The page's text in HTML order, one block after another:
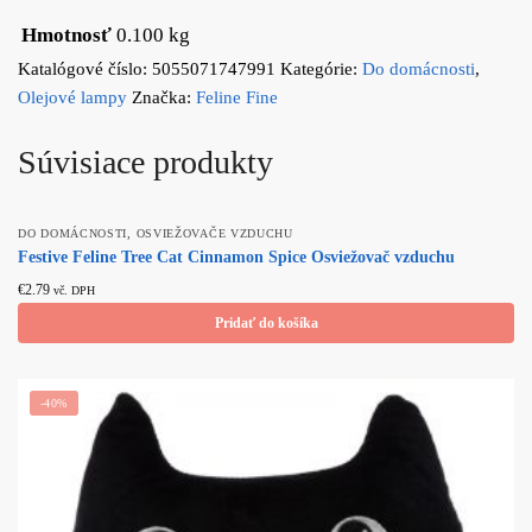
Hmotnosť 0.100 kg
Katalógové číslo: 5055071747991 Kategórie: Do domácnosti,
Olejové lampy Značka: Feline Fine
Súvisiace produkty
DO DOMÁCNOSTI OSVIEŽOVAČE VZDUCHU
Festive Feline Tree Cat Cinnamon Spice Osviežovač vzduchu
€2.79 vč. DPH
Pridať do košíka
-40%